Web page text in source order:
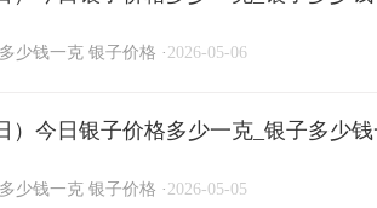
少钱一克 银子价格 · 2026-05-06
）今日银子价格多少一克_银子多少
少钱一克 银子价格 · 2026-05-05